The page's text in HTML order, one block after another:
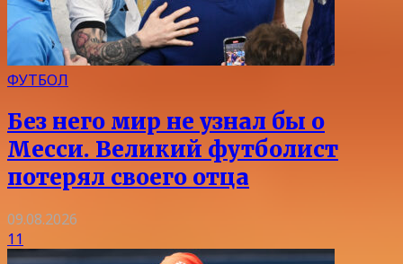
ФУТБОЛ
Без него мир не узнал бы о
Месси. Великий футболист
потерял своего отца
09.08.2026
11